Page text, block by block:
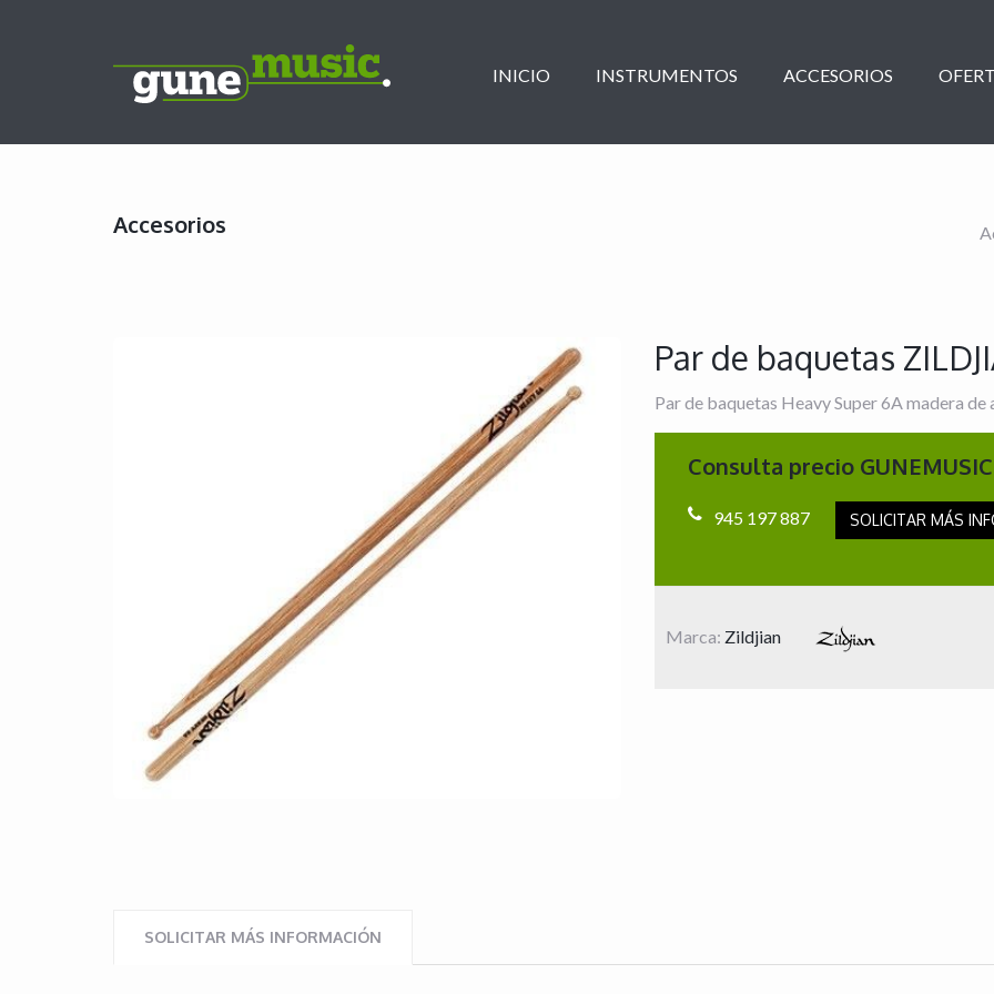
INICIO INSTRUMENTOS ACCESORIOS
Accesorios
Par de baquetas
Par de baquetas Heavy Super 6A madera
Consulta precio GUNEMUSIC
945 197 887 SOLICITAR MÁS
Marca: Zildjian
SOLICITAR MÁS INFORMACIÓN